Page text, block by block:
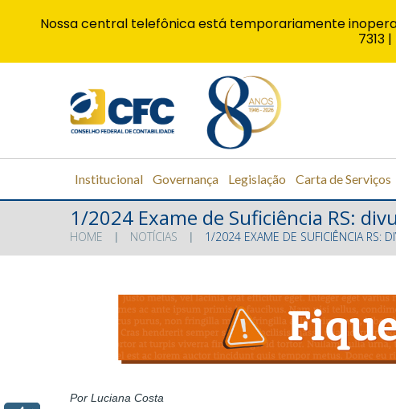
Institucional Governança Legislação Carta de Serviços
1/2024 Exame de Suficiência RS:
HOME NOTÍCIAS 1/2024 EXAME DE SUFICIÊNCIA RS:
Por Luciana Costa
Nossa central telefônica está temporariamente
7313